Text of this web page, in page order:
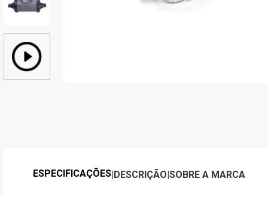
ESPECIFICAÇÕES|DESCRIÇÃO|SOBRE A MARCA